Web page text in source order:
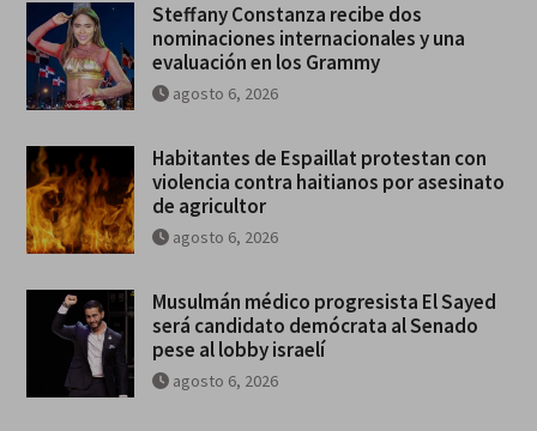
Steffany Constanza recibe dos
nominaciones internacionales y una
evaluación en los Grammy
agosto 6, 2026
Habitantes de Espaillat protestan con
violencia contra haitianos por asesinato
de agricultor
agosto 6, 2026
Musulmán médico progresista El Sayed
será candidato demócrata al Senado
pese al lobby israelí
agosto 6, 2026